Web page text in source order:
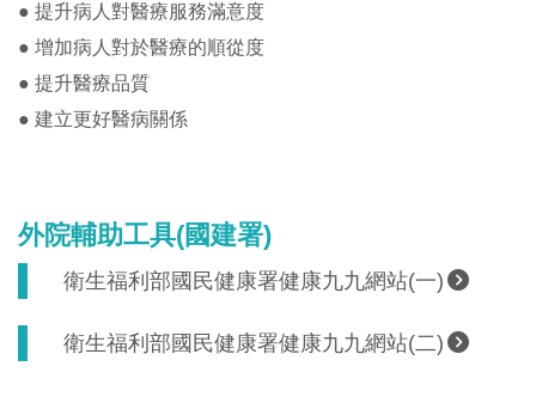
● 提升病人對醫療服務滿意度
● 增加病人對於醫療的順從度
● 提升醫療品質
● 建立更好醫病關係
外院輔助工具(國建署)
衛生福利部國民健康署健康九九網站(一)
衛生福利部國民健康署健康九九網站(二)